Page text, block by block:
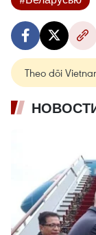
Theo dõi